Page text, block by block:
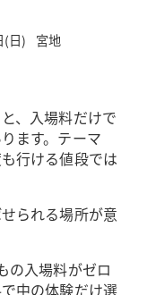
(日)
著
宮地
、入場料だけで
ます。テーマ
行ける値段では
られる場所が意
の入場料がゼロ
中の体験だけ選